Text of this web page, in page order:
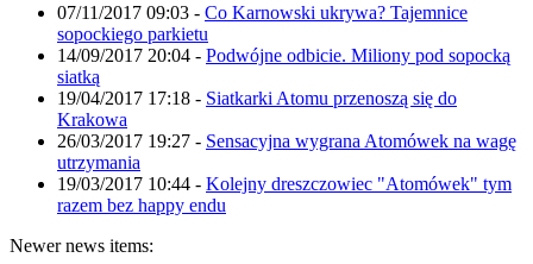
07/11/2017 09:03 - Co Karnowski ukrywa? Tajemnice
sopockiego parkietu
14/09/2017 20:04 - Podwójne odbicie. Miliony pod sopocką
siatką
19/04/2017 17:18 - Siatkarki Atomu przenoszą się do
Krakowa
26/03/2017 19:27 - Sensacyjna wygrana Atomówek na wagę
utrzymania
19/03/2017 10:44 - Kolejny dreszczowiec "Atomówek" tym
razem bez happy endu
Newer news items: